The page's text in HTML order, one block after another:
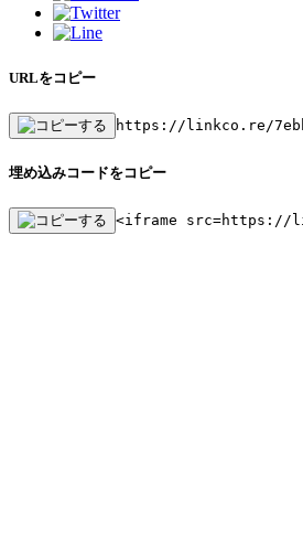
URLをコピー
https://linkco.re/
埋め込みコードをコピー
<iframe src=https://